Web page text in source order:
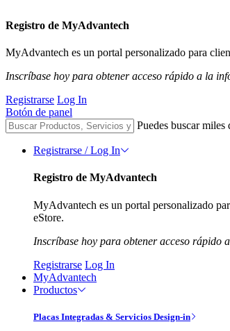
Registro de MyAdvantech
MyAdvantech es un portal personalizado para
Inscríbase hoy para obtener acceso rápido a la
Registrarse Log In
Botón de panel
Puedes buscar
Registrarse / Log In
Registro de MyAdvantech
MyAdvantech es un portal personalizado
eStore.
Inscríbase hoy para obtener acceso rápido
Registrarse Log In
MyAdvantech
Productos
Placas Integradas & Servicios Design-in